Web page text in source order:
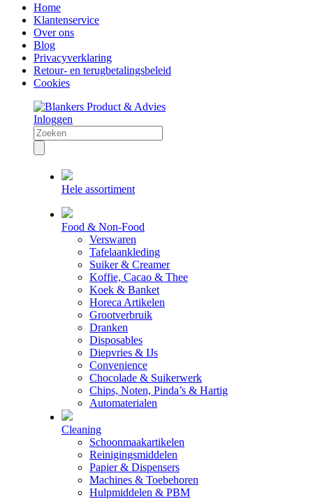
Home
Klantenservice
Over ons
Blog
Privacyverklaring
Retour- en terugbetalingsbeleid
Cookies
Inloggen
Hele assortiment
Food & Non-Food
Verswaren
Tafelaankleding
Suiker & Creamer
Koffie, Cacao & Thee
Koek & Banket
Horeca Artikelen
Grootverbruik
Dranken
Disposables
Diepvries & IJs
Convenience
Chocolade & Suikerwerk
Chips, Noten, Pinda’s & Hartig
Automaterialen
Cleaning
Schoonmaakartikelen
Reinigingsmiddelen
Papier & Dispensers
Machines & Toebehoren
Hulpmiddelen & PBM